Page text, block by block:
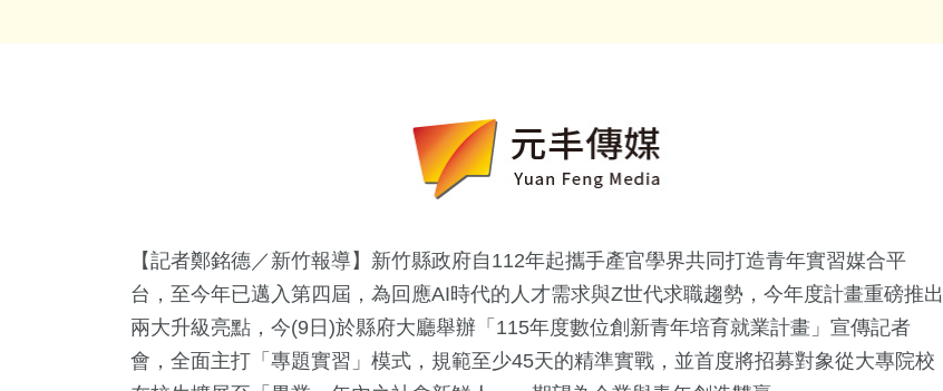
【記者鄭銘德／新竹報導】新竹縣政府自112年起攜手產官學界共同打造青年實習媒合平
台，至今年已邁入第四屆，為回應AI時代的人才需求與Z世代求職趨勢，今年度計畫重磅推出
兩大升級亮點，今(9日)於縣府大廳舉辦「115年度數位創新青年培育就業計畫」宣傳記者
會，全面主打「專題實習」模式，規範至少45天的精準實戰，並首度將招募對象從大專院校